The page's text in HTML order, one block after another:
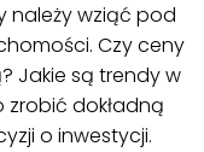
należy wziąć pod
Czy ceny
Jakie są trendy w
dokładną
o inwestycji.